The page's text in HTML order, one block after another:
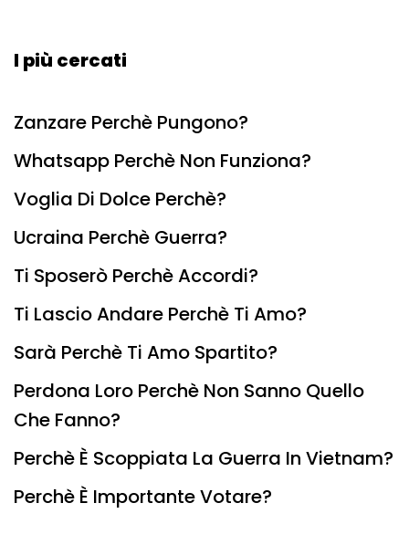
I più cercati
Zanzare Perchè Pungono?
Whatsapp Perchè Non Funziona?
Voglia Di Dolce Perchè?
Ucraina Perchè Guerra?
Ti Sposerò Perchè Accordi?
Ti Lascio Andare Perchè Ti Amo?
Sarà Perchè Ti Amo Spartito?
Perdona Loro Perchè Non Sanno Quello
Che Fanno?
Perchè È Scoppiata La Guerra In Vietnam?
Perchè È Importante Votare?